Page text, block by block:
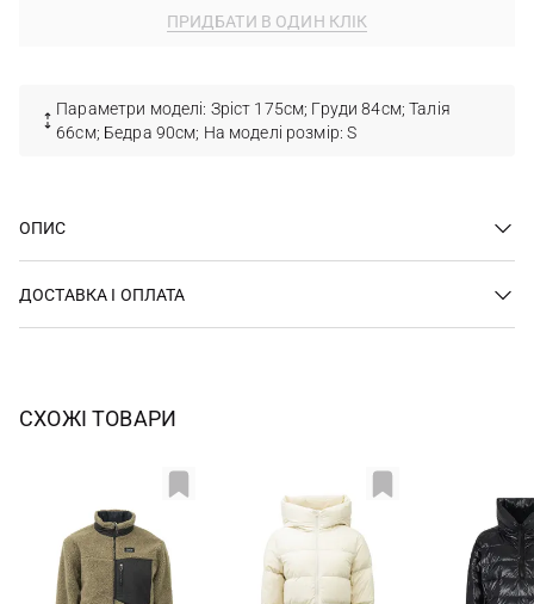
ПРИДБАТИ В ОДИН КЛІК
Параметри моделі: Зріст 175см; Груди 84см; Талія
66см; Бедра 90см; На моделі розмір: S
ОПИС
ДОСТАВКА І ОПЛАТА
СХОЖІ ТОВАРИ